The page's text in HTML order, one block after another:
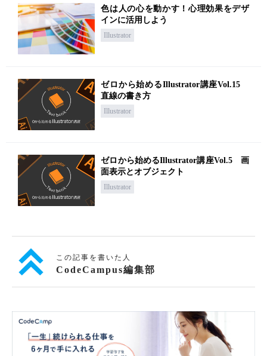
色は人の心を動かす！心理効果をデザ
インに活用しよう
Illustrator
ゼロから始めるIllustrator講座Vol.15
直線の書き方
Illustrator
ゼロから始めるIllustrator講座Vol.5 画
面表示とオブジェクト
Illustrator
この記事を書いた人
CodeCampus編集部